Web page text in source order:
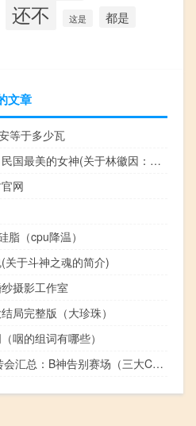
还不 这是 都是
文章
等于多少瓦
林徽因：民国最美的女神(关于林徽因：民国最美的女神的简介)
网
脂（cpu降温）
关于斗神之魂的简介)
摄影工作室
局完整版（大珍珠）
咽的组词有哪些）
DOTA2转会汇总：B神告别赛场（三大C时代落幕）